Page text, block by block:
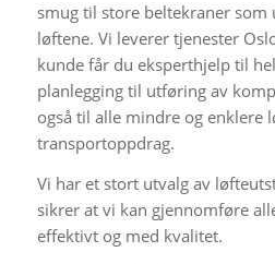
smug til store beltekraner som
løftene. Vi leverer tjenester
kunde får du eksperthjelp til
planlegging til utføring av
også til alle mindre og enklere
transportoppdrag.
Vi har et stort utvalg av
sikrer at vi kan gjennomføre
effektivt og med kvalitet.